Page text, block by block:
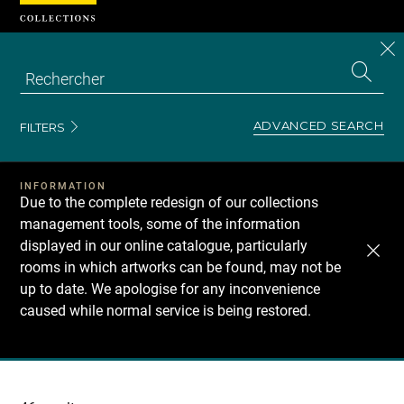
FILTERS ADVANCED SEARCH
INFORMATION
Due to the complete redesign of our collections
management tools, some of the information
displayed in our online catalogue, particularly
rooms in which artworks can be found, may not be
up to date. We apologise for any inconvenience
caused while normal service is being restored.
Recherche
Cookies management panel